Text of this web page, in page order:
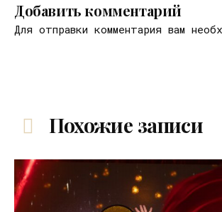
Добавить комментарий
Для отправки комментария вам
Похожие записи